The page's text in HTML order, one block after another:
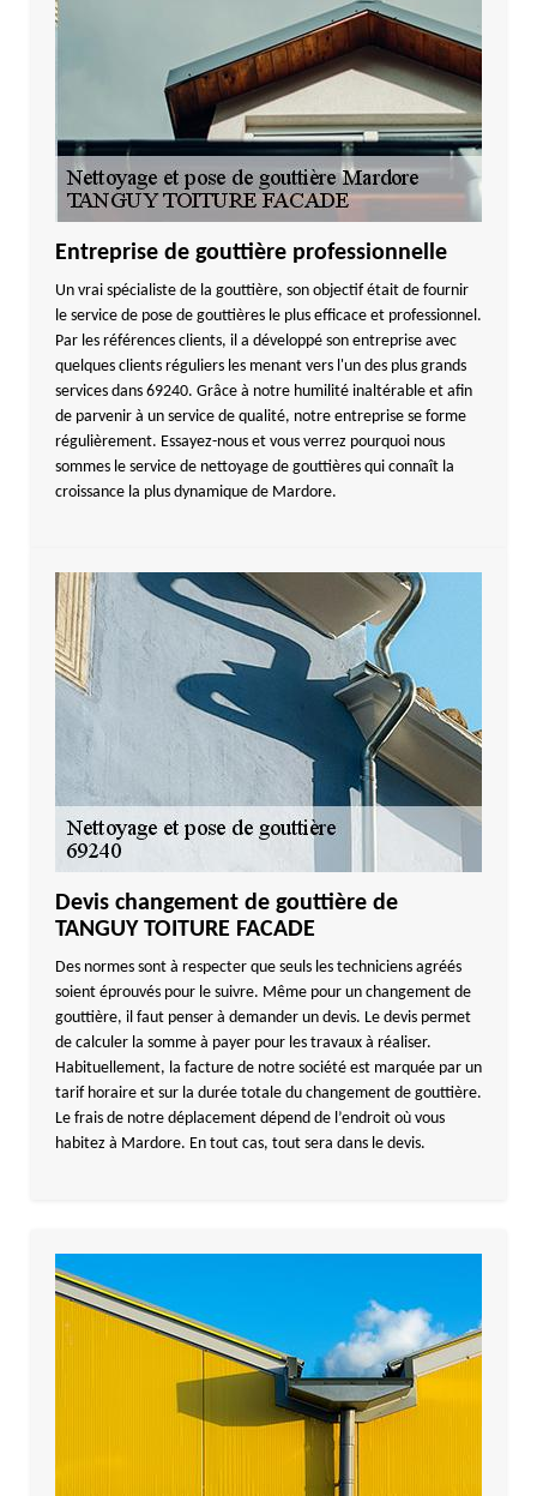
Entreprise de gouttière professionnelle
Un vrai spécialiste de la gouttière, son objectif était de fournir
le service de pose de gouttières le plus efficace et professionnel.
Par les références clients, il a développé son entreprise avec
quelques clients réguliers les menant vers l'un des plus grands
services dans 69240. Grâce à notre humilité inaltérable et afin
de parvenir à un service de qualité, notre entreprise se forme
régulièrement. Essayez-nous et vous verrez pourquoi nous
sommes le service de nettoyage de gouttières qui connaît la
croissance la plus dynamique de Mardore.
Devis changement de gouttière de
TANGUY TOITURE FACADE
Des normes sont à respecter que seuls les techniciens agréés
soient éprouvés pour le suivre. Même pour un changement de
gouttière, il faut penser à demander un devis. Le devis permet
de calculer la somme à payer pour les travaux à réaliser.
Habituellement, la facture de notre société est marquée par un
tarif horaire et sur la durée totale du changement de gouttière.
Le frais de notre déplacement dépend de l’endroit où vous
habitez à Mardore. En tout cas, tout sera dans le devis.